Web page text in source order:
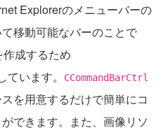
Explorerのメニューバーの
移動可能なバーのことで
成するため
ています。 CCommandBarCtrl
を用意するだけで簡単にコ
できます。また、画像リソ